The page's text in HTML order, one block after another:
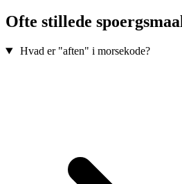
Ofte stillede spoergsmaal
Hvad er "aften" i morsekode?